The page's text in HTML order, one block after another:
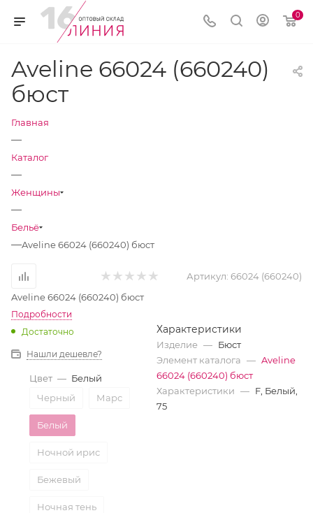
0
Aveline 66024 (660240)
бюст
Главная
—
Каталог
—
Женщины
—
Бельё
—Aveline 66024 (660240) бюст
Артикул: 66024 (660240)
Aveline 66024 (660240) бюст
Подробности
Достаточно
Нашли дешевле?
Цвет — Белый
Черный
Марс
Белый
Ночной ирис
Бежевый
Ночная тень
Характеристики
Изделие — Бюст
Элемент каталога — Aveline
66024 (660240) бюст
Характеристики — F, Белый,
75